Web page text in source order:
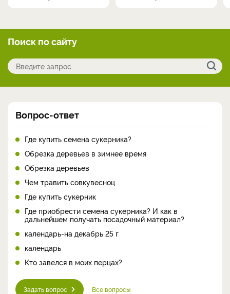
Поиск по сайту
Вопрос-ответ
Где купить семена сукерника?
Обрезка деревьев в зимнее время
Обрезка деревьев
Чем травить совкувесноц
Где купить сукерник
Где приобрести семена сукерника? И как в
дальнейшем получать посадочный материал?
календарь-на декабрь 25 г
календарь
Кто завелся в моих перцах?
Задать вопрос Все вопросы